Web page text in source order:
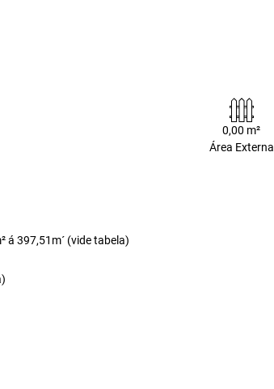
0,00 m²
Área Externa
á 397,51m´ (vide tabela)